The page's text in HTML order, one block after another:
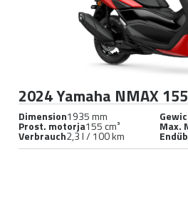
2024 Yamaha NMAX 155
Dimension1935 mm
Prost. motorja155 cm³ Max.
Verbrauch2,3 l / 100 km